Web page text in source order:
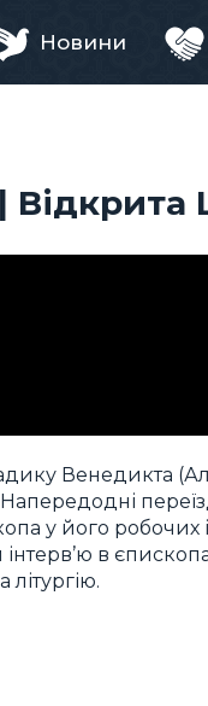
Новини
Відкрита
Венедикта
у його робочих
в